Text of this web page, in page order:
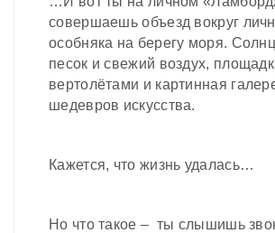
совершаешь объезд вокруг
особняка на берегу моря.
песок и свежий воздух,
вертолётами и картинная
шедевров искусства.
Кажется, что жизнь удалась…
Но что такое – ты слышишь